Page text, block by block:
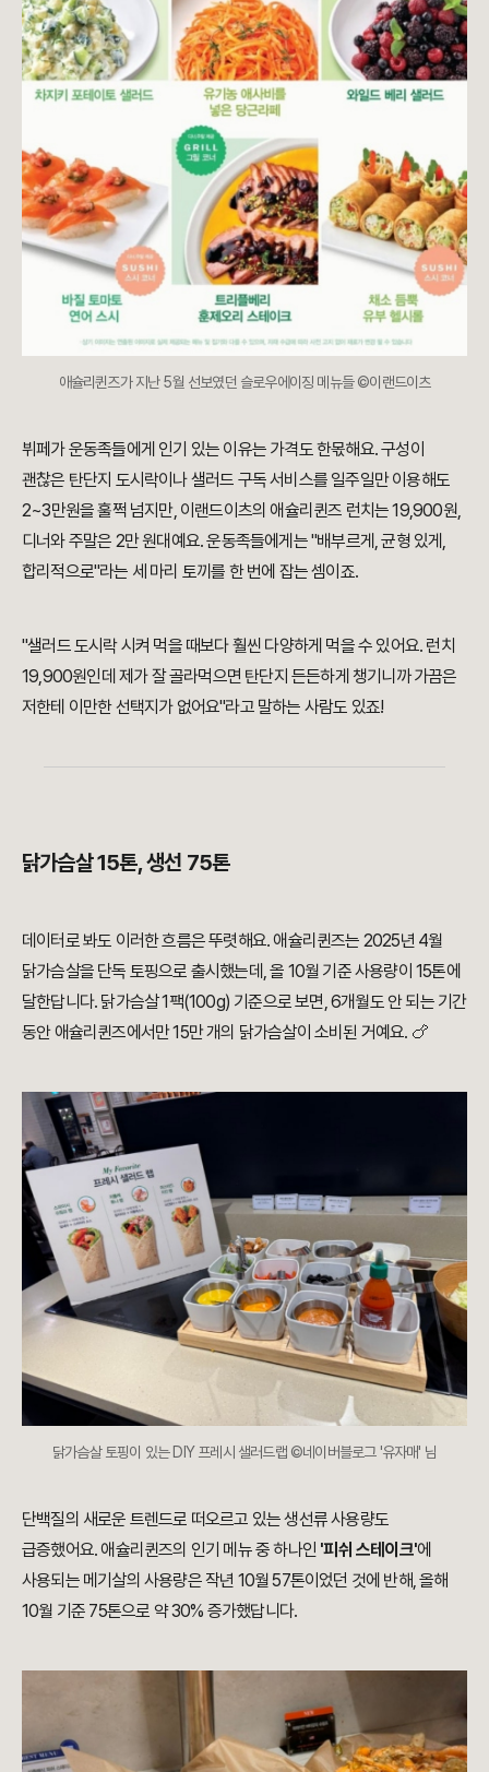
애슐리퀸즈가 지난 5월 선보였던 슬로우에이징 메뉴들 ©이랜드이츠
뷔페가 운동족들에게 인기 있는 이유는 가격도 한몫해요. 구성이
괜찮은 탄단지 도시락이나 샐러드 구독 서비스를 일주일만 이용해도
2~3만원을 훌쩍 넘지만, 이랜드이츠의 애슐리퀸즈 런치는 19,900원,
디너와 주말은 2만 원대예요. 운동족들에게는 "배부르게, 균형 있게,
합리적으로"라는 세 마리 토끼를 한 번에 잡는 셈이죠.
"샐러드 도시락 시켜 먹을 때보다 훨씬 다양하게 먹을 수 있어요. 런치
19,900원인데 제가 잘 골라먹으면 탄단지 든든하게 챙기니까 가끔은
저한테 이만한 선택지가 없어요"라고 말하는 사람도 있죠!
닭가슴살 15톤, 생선 75톤
데이터로 봐도 이러한 흐름은 뚜렷해요. 애슐리퀸즈는 2025년 4월
닭가슴살을 단독 토핑으로 출시했는데, 올 10월 기준 사용량이 15톤에
달한답니다. 닭가슴살 1팩(100g) 기준으로 보면, 6개월도 안 되는 기간
동안 애슐리퀸즈에서만 15만 개의 닭가슴살이 소비된 거예요. 🍗
닭가슴살 토핑이 있는 DIY 프레시 샐러드랩 ©네이버블로그 '유자매' 님
단백질의 새로운 트렌드로 떠오르고 있는 생선류 사용량도
급증했어요. 애슐리퀸즈의 인기 메뉴 중 하나인 '피쉬 스테이크'에
사용되는 메기살의 사용량은 작년 10월 57톤이었던 것에 반해, 올해
10월 기준 75톤으로 약 30% 증가했답니다.